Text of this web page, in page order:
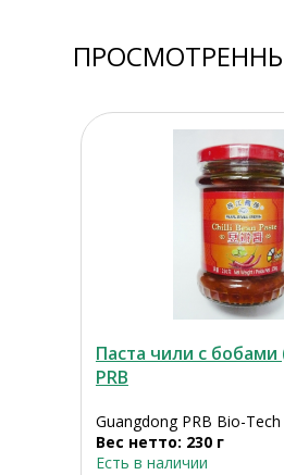
Паста чили с бобами
PRB
Guangdong PRB Bio-
Вес нетто: 230 г
Есть в наличии